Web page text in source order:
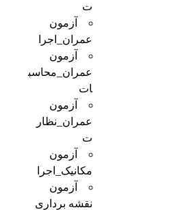
ت
آزمون
عمران_اجرا
آزمون
عمران_محاسب
ات
آزمون
عمران_نظار
ت
آزمون
مکانیک_اجرا
آزمون
نقشه برداری